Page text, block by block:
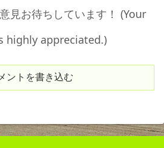
見お待ちしています！ (Your
highly appreciated.)
ントを書き込む